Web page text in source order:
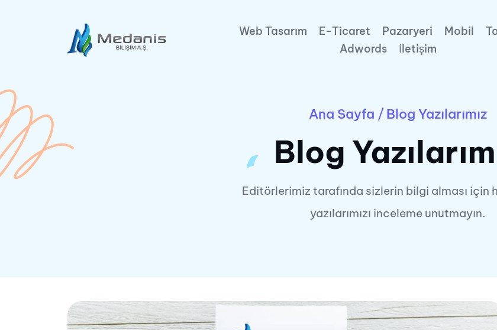
Web Tasarım E-Ticaret Pazaryeri Mobil
Adwords
İletişim
Ana Sayfa /Blog Yazılarımız
Blog
Editörlerimiz tarafında sizlerin bilgi alması için
yazılarımızı inceleme unutmayın.